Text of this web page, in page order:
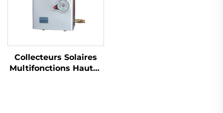
Collecteurs Solaires
Multifonctions Hautes